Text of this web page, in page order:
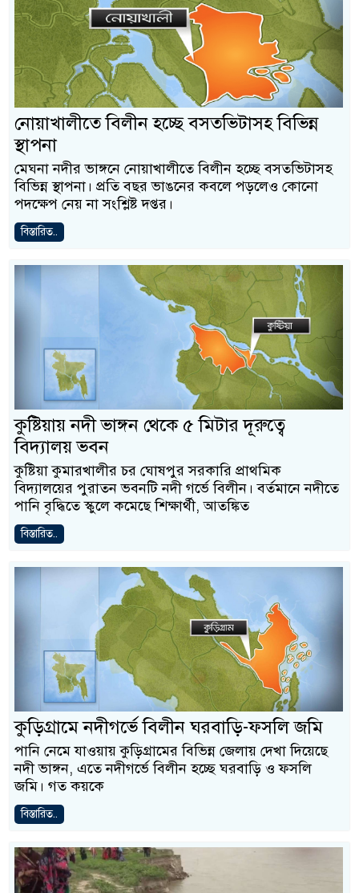
নোয়াখালীতে বিলীন হচ্ছে বসতভিটাসহ বিভিন্ন
স্থাপনা
মেঘনা নদীর ভাঙ্গনে নোয়াখালীতে বিলীন হচ্ছে বসতভিটাসহ
বিভিন্ন স্থাপনা। প্রতি বছর ভাঙনের কবলে পড়লেও কোনো
পদক্ষেপ নেয় না সংশ্লিষ্ট দপ্তর।
বিস্তারিত..
কুষ্টিয়ায় নদী ভাঙ্গন থেকে ৫ মিটার দূরুত্বে
বিদ্যালয় ভবন
কুষ্টিয়া কুমারখালীর চর ঘোষপুর সরকারি প্রাথমিক
বিদ্যালয়ের পুরাতন ভবনটি নদী গর্ভে বিলীন। বর্তমানে নদীতে
পানি বৃদ্ধিতে স্কুলে কমেছে শিক্ষার্থী, আতঙ্কিত
বিস্তারিত..
কুড়িগ্রামে নদীগর্ভে বিলীন ঘরবাড়ি-ফসলি জমি
পানি নেমে যাওয়ায় কুড়িগ্রামের বিভিন্ন জেলায় দেখা দিয়েছে
নদী ভাঙ্গন, এতে নদীগর্ভে বিলীন হচ্ছে ঘরবাড়ি ও ফসলি
জমি। গত কয়কে
বিস্তারিত..